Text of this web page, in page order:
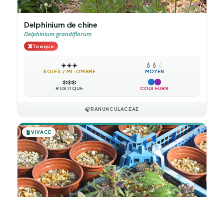
Delphinium de chine
Delphinium grandiflorum
☠️Toxique
☀️☀️☀️
SOLEIL / MI-OMBRE
💧 💧 💧
MOYEN
❄️❄️❄️
RUSTIQUE COULEURS
🍃RANUNCULACEAE
🪴VIVACE